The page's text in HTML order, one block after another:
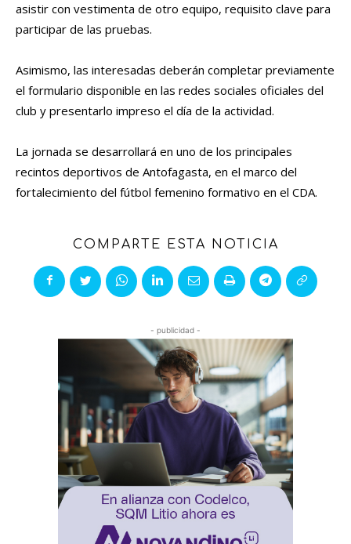
asistir con vestimenta de otro equipo, requisito clave para
participar de las pruebas.
Asimismo, las interesadas deberán completar previamente
el formulario disponible en las redes sociales oficiales del
club y presentarlo impreso el día de la actividad.
La jornada se desarrollará en uno de los principales
recintos deportivos de Antofagasta, en el marco del
fortalecimiento del fútbol femenino formativo en el CDA.
COMPARTE ESTA NOTICIA
- publicidad -